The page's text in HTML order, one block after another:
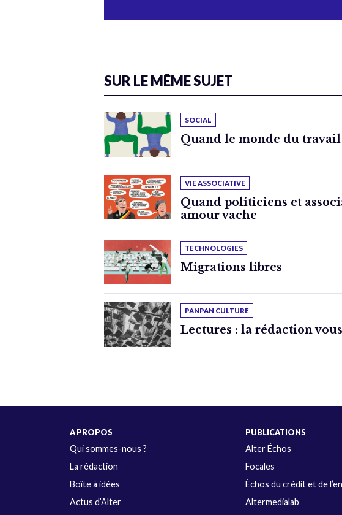
SUR LE MÊME SUJET
SOCIAL
Quand le monde du
VIE ASSOCIATIVE
Quand politiciens et
amour vache
TECHNOLOGIES
Migrations libres
PANPAN CULTURE
Lectures : la rédaction
A PROPOS
Qui sommes-nous ?
La rédaction
Boîte à idées
Actus d’Alter
PUBLICATIONS
Alter Échos
Focales
Échos du crédit et de
Altermedialab